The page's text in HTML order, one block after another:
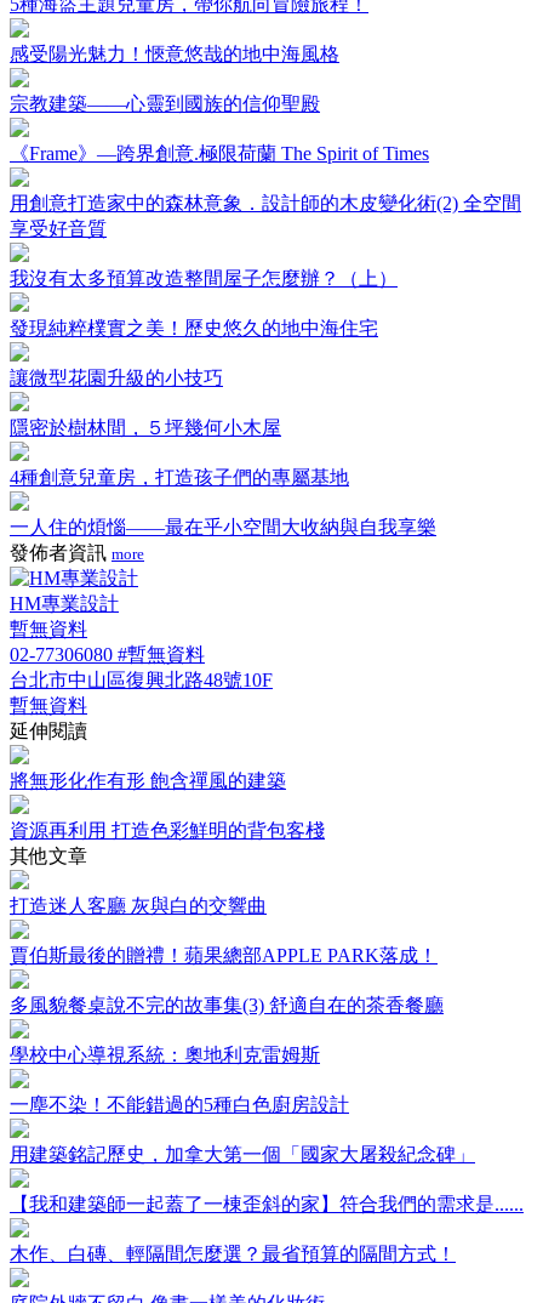
5種海盜主題兒童房，帶你航向冒險旅程！
感受陽光魅力！愜意悠哉的地中海風格
宗教建築——心靈到國族的信仰聖殿
《Frame》—跨界創意.極限荷蘭 The Spirit of Times
用創意打造家中的森林意象．設計師的木皮變化術(2) 全空間
享受好音質
我沒有太多預算改造整間屋子怎麼辦？（上）
發現純粹樸實之美！歷史悠久的地中海住宅
讓微型花園升級的小技巧
隱密於樹林間，５坪幾何小木屋
4種創意兒童房，打造孩子們的專屬基地
一人住的煩惱——最在乎小空間大收納與自我享樂
發佈者資訊 more
HM專業設計
暫無資料
02-77306080 #暫無資料
台北市中山區復興北路48號10F
暫無資料
延伸閱讀
將無形化作有形 飽含禪風的建築
資源再利用 打造色彩鮮明的背包客棧
其他文章
打造迷人客廳 灰與白的交響曲
賈伯斯最後的贈禮！蘋果總部APPLE PARK落成！
多風貌餐桌說不完的故事集(3) 舒適自在的茶香餐廳
學校中心導視系統：奧地利克雷姆斯
一塵不染！不能錯過的5種白色廚房設計
用建築銘記歷史，加拿大第一個「國家大屠殺紀念碑」
【我和建築師一起蓋了一棟歪斜的家】符合我們的需求是......
木作、白磚、輕隔間怎麼選？最省預算的隔間方式！